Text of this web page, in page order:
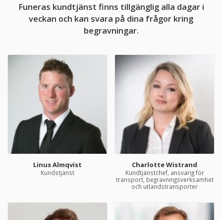
Funeras kundtjänst finns tillgänglig alla dagar i
veckan och kan svara på dina frågor kring
begravningar.
Linus Almqvist
Kundstjänst
Charlotte Wistrand
Kundtjänstchef, ansvarig för
transport, begravningsverksamhet
och utlandstransporter